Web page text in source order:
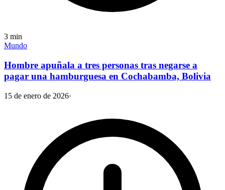
3 min
Mundo
Hombre apuñala a tres personas tras negarse a
pagar una hamburguesa en Cochabamba, Bolivia
15 de enero de 2026·